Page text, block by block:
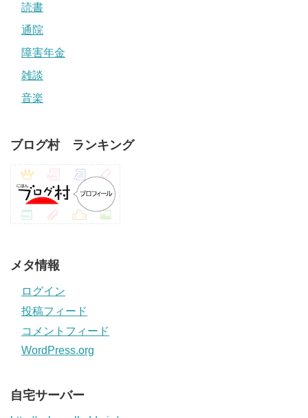
読書
通院
障害年金
雑談
音楽
ブログ村 ランキング
メタ情報
ログイン
投稿フィード
コメントフィード
WordPress.org
自宅サーバー